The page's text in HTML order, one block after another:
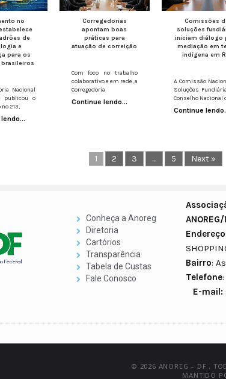
nº
de
e
para os
Nacional
publicou o
213,
Corregedorias
apontam boas
práticas para
atuação de correição
Com foco no trabalho
colaborativo e em rede, a
Corregedoria
Continue lendo...
Comissões
soluções
iniciam diálogo
mediação em
indígena em
A Comissão
Soluções
Conselho Nacional
Continue
1 2 3 … 5 Next »
Conheça a Anoreg
Diretoria
Cartórios
Transparência
Tabela de Custas
Fale Conosco
ANOREG/
Endereço
Bairro:
Telefone
E-mail:
© 2026 ANOREG – DF .
MANTIDO